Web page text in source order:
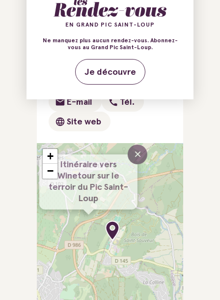
290 Avenue de Saint-
Sauveur
34980 Saint-Clément-de-
Rivière
E-mail Tél.
Site web
Itinéraire vers
Winetour sur le
terroir du Pic Saint-
Loup
×
+
−
EN GRAND PIC SAINT-LOUP
Ne manquez plus aucun rendez-vous. Abonnez-
vous au Grand Pic Saint-Loup.
Je découvre